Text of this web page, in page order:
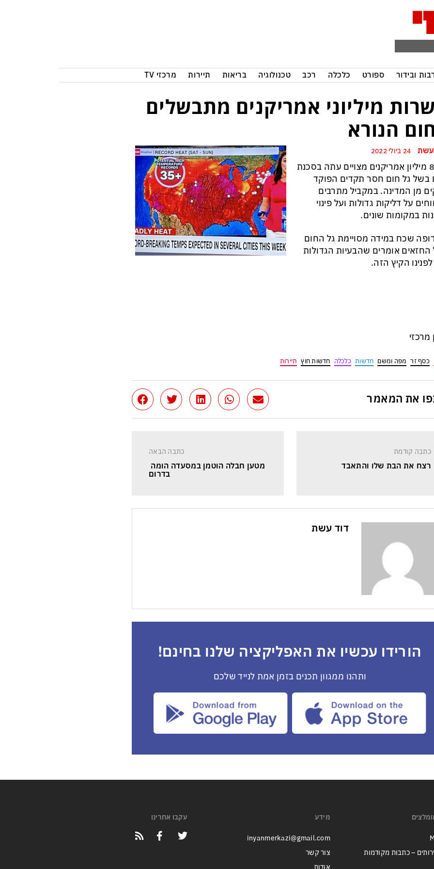
ובידור ספורט כלכלה רכב טכנולוגיה בריאות תיירות מרכזי TV
מיליוני אמריקנים מתבשלים
הנורא
עשת
כ-85 מיליון אמריקנים מצויים עתה בסכנת
בשל גל חום חסר תקדים הפוקד
מן המדינה. במקביל מתרבים
על דליקות גדולות ועל פינוי
במקומות שונים.
שכח במידה מסויימת גל החום
החזאים אומרים שהבעיות הגדולות
הקיץ הזה.
מרכזי
כסף זר מפה ומשם חדשות כלכלה חדשות חוץ תיירות
את המאמר
כתבה קודמת
רצח את הבת שלו והתאבד
כתבה הבאה
מטען חבלה הוטמן במסעדה הומה
בדרום
דוד עשת
הורידו עכשיו את האפליקציה שלנו בחינם!
ותהנו ממגוון תכנים בזמן אמת לנייד שלכם
– כתבות מקודמות
מידע
inyanmerkazi@gmail.com
צור קשר
עקבו אחרינו